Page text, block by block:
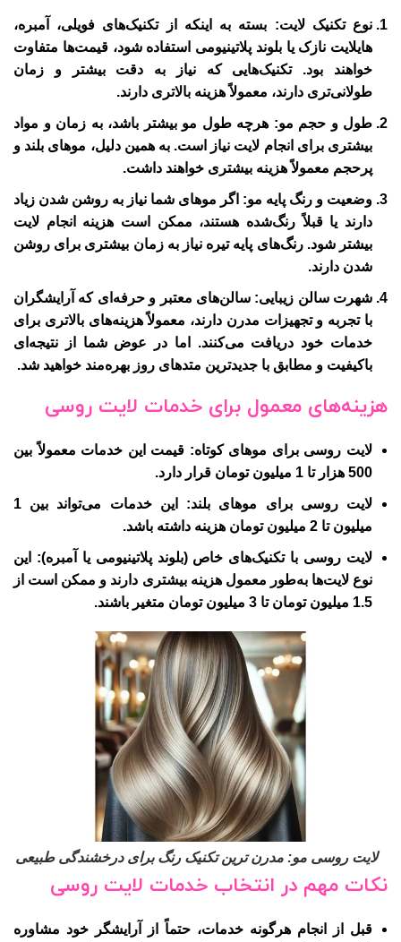
نوع تکنیک لایت: بسته به اینکه از تکنیک‌های فویلی، آمبره،
هایلایت نازک یا بلوند پلاتینیومی استفاده شود، قیمت‌ها متفاوت
خواهند بود. تکنیک‌هایی که نیاز به دقت بیشتر و زمان
طولانی‌تری دارند، معمولاً هزینه بالاتری دارند.
طول و حجم مو: هرچه طول مو بیشتر باشد، به زمان و مواد
بیشتری برای انجام لایت نیاز است. به همین دلیل، موهای بلند و
پرحجم معمولاً هزینه بیشتری خواهند داشت.
وضعیت و رنگ پایه مو: اگر موهای شما نیاز به روشن شدن زیاد
دارند یا قبلاً رنگ‌شده هستند، ممکن است هزینه انجام لایت
بیشتر شود. رنگ‌های پایه تیره نیاز به زمان بیشتری برای روشن
شدن دارند.
شهرت سالن زیبایی: سالن‌های معتبر و حرفه‌ای که آرایشگران
با تجربه و تجهیزات مدرن دارند، معمولاً هزینه‌های بالاتری برای
خدمات خود دریافت می‌کنند. اما در عوض شما از نتیجه‌ای
باکیفیت و مطابق با جدیدترین متدهای روز بهره‌مند خواهید شد.
هزینه‌های معمول برای خدمات لایت روسی
لایت روسی برای موهای کوتاه: قیمت این خدمات معمولاً بین
500 هزار تا 1 میلیون تومان قرار دارد.
لایت روسی برای موهای بلند:
این خدمات می‌تواند بین 1
میلیون تا 2 میلیون تومان هزینه داشته باشد.
لایت روسی با تکنیک‌های خاص (بلوند پلاتینیومی یا آمبره): این
نوع لایت‌ها به‌طور معمول هزینه بیشتری دارند و ممکن است از
1.5 میلیون تومان تا 3 میلیون تومان متغیر باشند.
لایت روسی مو: مدرن ترین تکنیک رنگ برای درخشندگی طبیعی
نکات مهم در انتخاب خدمات لایت روسی
قبل از انجام هرگونه خدمات، حتماً از آرایشگر خود مشاوره